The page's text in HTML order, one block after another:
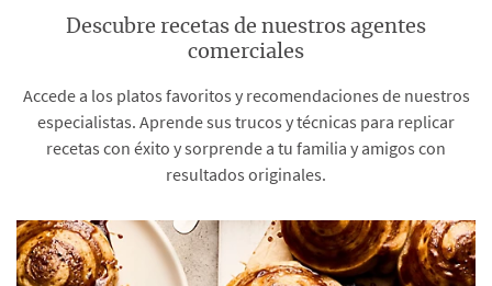
Descubre recetas de nuestros agentes
comerciales
Accede a los platos favoritos y recomendaciones de nuestros
especialistas. Aprende sus trucos y técnicas para replicar
recetas con éxito y sorprende a tu familia y amigos con
resultados originales.